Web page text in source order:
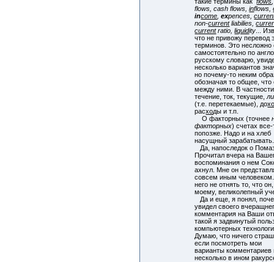
flows, cash flows,inflows,
income ,expences,
non-currentliabilies,
currentratio,liquidity ...
что не привожу перевод
терминов. Это несложно
самостоятельно по
русскому словарю,
несколько вариантов
но почему-то неким
обозначая то общее, что
между ними. В
течение, ток, текущие,
(т.е. перетекаемые), до
расходы и т.п.
О факторных (точнее
факторных) счетах все-
попозже. Надо и на хлеб
насущный
Да, напоследок о
Прочитал вчера на
воспоминания о нем
ахнул. Мне он
совсем иным
него не отнять то, что
моему, великолепный
Да и еще, я понял,
увидел своего
комментария на Ваши
такой я задвинутый
компьютерных
Думаю, что ничего
если посмотреть мои
варианты комментариев
несколько в ином